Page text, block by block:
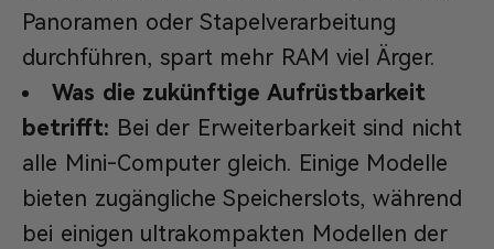
Panoramen oder Stapelverarbeitung
durchführen, spart mehr RAM viel Ärger.
Was die zukünftige Aufrüstbarkeit
betrifft: Bei der Erweiterbarkeit sind nicht
alle Mini-Computer gleich. Einige Modelle
bieten zugängliche Speicherslots, während
bei einigen ultrakompakten Modellen der